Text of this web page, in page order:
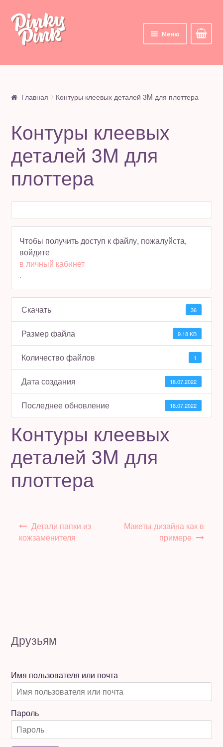
Перейти
навигации
Перейти
содержимому
Меню
Главная
Все курсы
Мои курсы
Личный кабинет
Цифровые товары
Полезное бесплатно
Для магазинов
Порция вдохновения
Отзывы
Главная Контуры клеевых деталей 3M для плоттера
Контуры клеевых
деталей 3M для
плоттера
Чтобы получить доступ к файлу, пожалуйста,
войдите
в личный кабинет
.
Скачать 36
Размер файла 9.18 KB
Количество файлов 1
Дата создания 18.07.2022
Последнее обновление 18.07.2022
Контуры клеевых
деталей 3M для
плоттера
Навигация
записям
Детали папки из
кожзаменителя
Макеты дизайна как в
примере
Друзьям
Имя пользователя или почта
Пароль